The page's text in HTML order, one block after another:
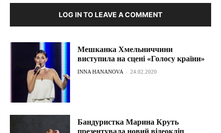
LOG IN TO LEAVE A COMMENT
Мешканка Хмельниччини
виступила на сцені «Голосу країни»
INNA HANANOVA - 24.02.2020
Бандуристка Марина Круть
презентувала новий відеокліп